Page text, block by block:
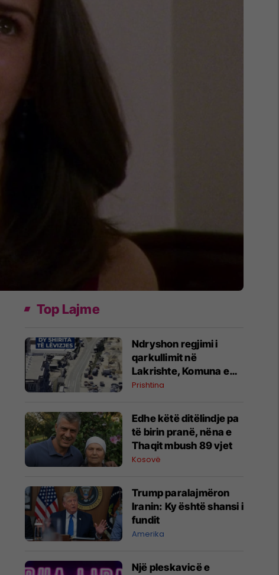
Top Lajme
Ndryshon regjimi i
qarkullimit në
Lakrishte, Komuna e
Prishtinës ofron
Prishtina
Edhe këtë ditëlindje pa
të birin pranë, nëna e
Thaqit mbush 89 vjet
Kosovë
Trump paralajmëron
Iranin: Ky është shansi i
fundit
Amerika
Një pleskavicë e